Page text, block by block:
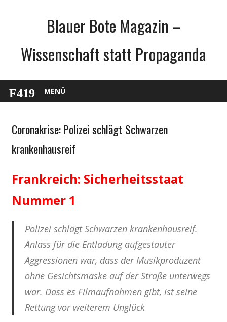
Blauer Bote Magazin –
Wissenschaft statt Propaganda
MENÜ
Gesellschaft
Wirtschaft
Coronakrise: Polizei schlägt Schwarzen
krankenhausreif
Frankreich: Sicherheitsstaat
Nummer 1
Polizei schlägt Schwarzen krankenhausreif.
Anlass für die Entladung aufgestauter
Aggressionen war, dass der Musikproduzent
ohne Gesichtsmaske auf der Straße unterwegs
war. Dass es Filmaufnahmen gibt, ist seine
Rettung vor weiterem Unglück